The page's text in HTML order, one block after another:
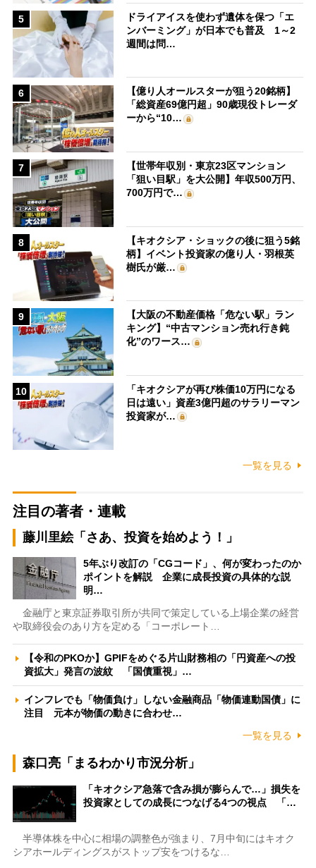
5
ドライアイスを使わず遺体を保つ「エ
ンバーミング」が日本でも普及 1～2
週間は問…
6
【億り人オールスターが狙う20銘柄】
「総資産69億円超」90歳現役トレーダ
ーから“10…
7
【世帯年収別・東京23区マンション
「狙い目駅」を大公開】年収500万円、
700万円で…
8
【キオクシア・ショックの後に狙う5銘
柄】イベント投資家の億り人・羽根英
樹氏が厳…
9
【大阪の不動産価格「危ない駅」ラン
キング】“中古マンション売れ行き鈍
化”のワース…
10
「キオクシアが再び株価10万円になる
日は遠い」資産3億円超のサラリーマン
投資家が…
一覧を見る
注目の著者・連載
藤川里絵「さあ、投資を始めよう！」
5年ぶり改訂の「CGコード」、何が変わったのか
ポイントを解説 企業に成長投資の具体的な説
明…
金融庁と東京証券取引所が共同で策定している上場企業の経営
や取締役会のあり方を定める「コーポレート…
【令和のPKOか】GPIFをめぐる片山財務相の「円資産への投
資拡大」発言の波紋 「国債重視」…
インフレでも「物価負け」しない金融商品「物価連動国債」に
注目 元本が物価の動きに合わせ…
一覧を見る
森口亮「まるわかり市況分析」
「キオクシア急落で含み損が膨らんで…」損失を
投資家としての成長につなげる4つの視点 「…
半導体株を中心に相場の調整色が強まり、7月中旬にはキオク
シアホールディングスがストップ安をつけるな…